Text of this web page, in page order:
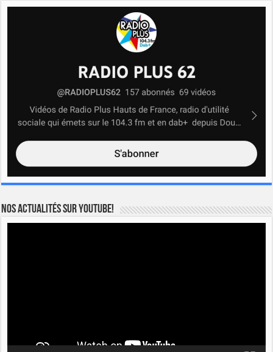
Nos actualités sur YOUTUBE!